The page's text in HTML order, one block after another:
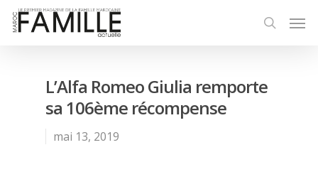
L’Alfa Romeo Giulia remporte
sa 106ème récompense
mai 13, 2019